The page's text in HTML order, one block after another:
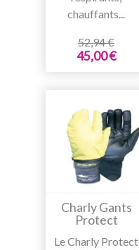
chauffants...
52,94 €
45,00 €
Charly Gants
Protect
Le Charly Protect